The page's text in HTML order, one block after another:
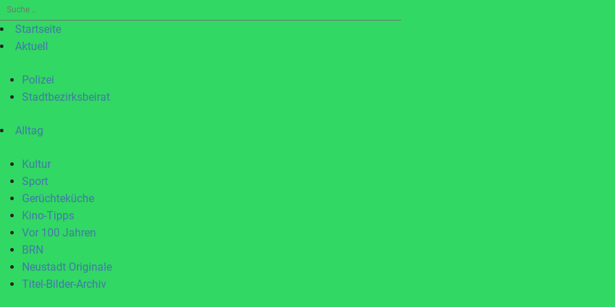
Suche
nach:Startseite
Aktuell
Polizei
Stadtbezirksbeirat
Alltag
Kultur
Sport
Gerüchteküche
Kino-Tipps
Vor 100 Jahren
BRN
Neustadt Originale
Titel-Bilder-Archiv